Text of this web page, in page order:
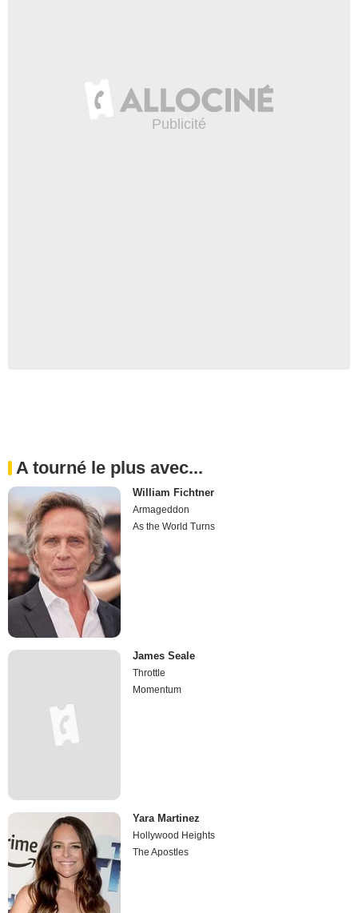
A tourné le plus avec...
William Fichtner
Armageddon
As the World Turns
James Seale
Throttle
Momentum
Yara Martinez
Hollywood Heights
The Apostles